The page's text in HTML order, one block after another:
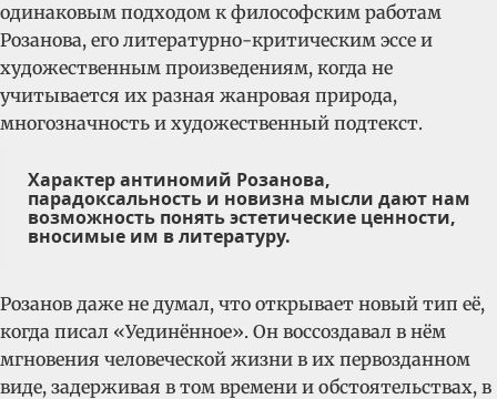
одинаковым подходом к философским работам
Розанова, его литературно-критическим эссе и
художественным произведениям, когда не
учитывается их разная жанровая природа,
многозначность и художественный подтекст.
Характер антиномий Розанова,
парадоксальность и новизна мысли дают нам
возможность понять эстетические ценности,
вносимые им в литературу.
Розанов даже не думал, что открывает новый тип её,
когда писал «Уединённое». Он воссоздавал в нём
мгновения человеческой жизни в их первозданном
виде, задерживая в том времени и обстоятельствах, в